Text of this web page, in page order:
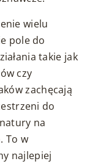
wielu
pole do
takie jak
czy
zachęcają
do
na
To w
najlepiej